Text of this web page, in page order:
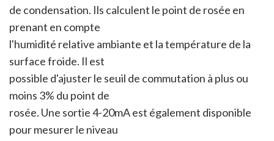
de condensation. Ils calculent le point de rosée en
prenant en compte
l'humidité relative ambiante et la température de la
surface froide. Il est
possible d'ajuster le seuil de commutation à plus ou
moins 3% du point de
rosée. Une sortie 4-20mA est également disponible
pour mesurer le niveau